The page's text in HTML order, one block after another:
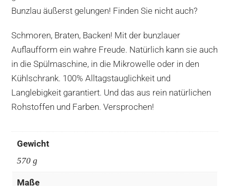
Bunzlau äußerst gelungen! Finden Sie nicht auch?
Schmoren, Braten, Backen! Mit der bunzlauer
Auflaufform ein wahre Freude. Natürlich kann sie auch
in die Spülmaschine, in die Mikrowelle oder in den
Kühlschrank. 100% Alltagstauglichkeit und
Langlebigkeit garantiert. Und das aus rein natürlichen
Rohstoffen und Farben. Versprochen!
Gewicht
570 g
Maße